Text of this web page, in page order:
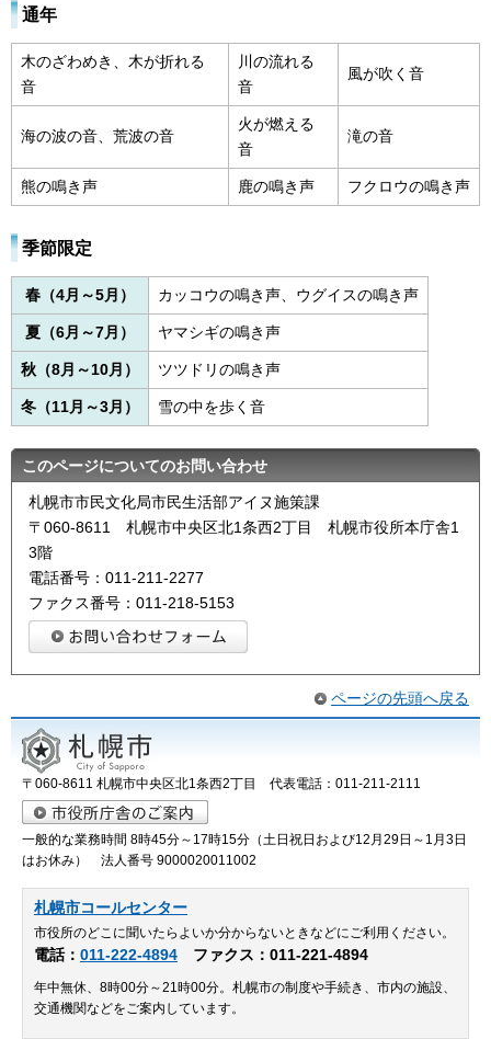
通年
木のざわめき、木が折れる
音
川の流れる
音
風が吹く音
海の波の音、荒波の音
火が燃える
音
滝の音
熊の鳴き声 鹿の鳴き声 フクロウの鳴き声
季節限定
春（4月～5月） カッコウの鳴き声、ウグイスの鳴き声
夏（6月～7月） ヤマシギの鳴き声
秋（8月～10月） ツツドリの鳴き声
冬（11月～3月） 雪の中を歩く音
このページについてのお問い合わせ
札幌市市民文化局市民生活部アイヌ施策課
〒060-8611 札幌市中央区北1条西2丁目 札幌市役所本庁舎1
3階
電話番号：011-211-2277
ファクス番号：011-218-5153
ページの先頭へ戻る
〒060-8611 札幌市中央区北1条西2丁目 代表電話：011-211-2111
一般的な業務時間 8時45分～17時15分（土日祝日および12月29日～1月3日
はお休み） 法人番号 9000020011002
札幌市コールセンター
市役所のどこに聞いたらよいか分からないときなどにご利用ください。
電話： 011-222-4894 ファクス：011-221-4894
年中無休、8時00分～21時00分。札幌市の制度や手続き、市内の施設、
交通機関などをご案内しています。